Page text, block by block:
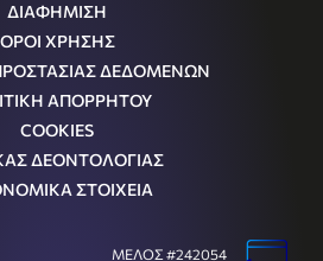
ΔΙΑΦΗΜΙΣΗ
ΟΡΟΙ ΧΡΗΣΗΣ
ΔΕΔΟΜΕΝΩΝ
ΑΠΟΡΡΗΤΟΥ
COOKIES
ΔΕΟΝΤΟΛΟΓΙΑΣ
ΣΤΟΙΧΕΙΑ
ΜΕΛΟΣ #242054